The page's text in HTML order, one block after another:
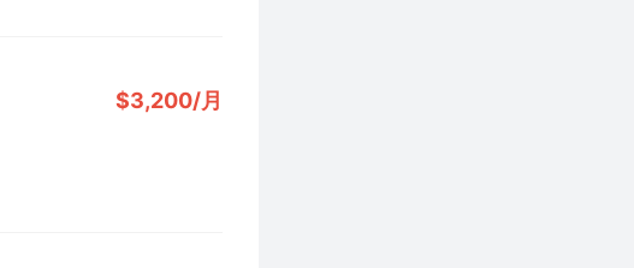
$3,200/月